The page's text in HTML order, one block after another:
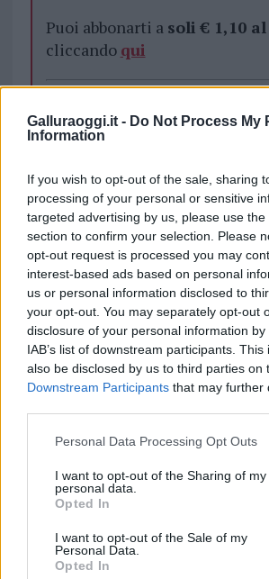
Galluraoggi.it - Do Not Process My
Information
If you wish to opt-out of the sale, sharing
processing of your personal or sensitive
targeted advertising by us, please use
section to confirm your selection. Please
opt-out request is processed you may
interest-based ads based on personal
us or personal information disclosed to
your opt-out. You may separately opt-out
disclosure of your personal information
IAB’s list of downstream participants.
also be disclosed by us to third parties on
Downstream Participants that may further
Please note that this website/app uses
not limited to your visit or usage
grant or deny consent to Google and its
use your data for below specified
consent section.
Personal Data Processing Opt Outs
I want to opt-out of the Sharing of my
personal data.
Opted In
I want to opt-out of the Sale of my
Personal Data.
Opted In
Puoi abbonarti a soli € 1,10
cliccando qui
Puoi effettuare l'accesso
cliccandoqui
TEMI: Coworking
Coworking
Rete Professionale
Spazio Coworking
Vantaggi Coworking
Condividi l'articolo
F
a
ce
b
o
o
k
T
w
it
te
r
Pi
n
te
re
st
W
h
at
s
p
S
h
a
re
Articolo
Prossimo articolo
NOTIZIE RECENTI